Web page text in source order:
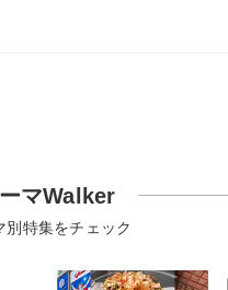
マWalker
別特集をチェック